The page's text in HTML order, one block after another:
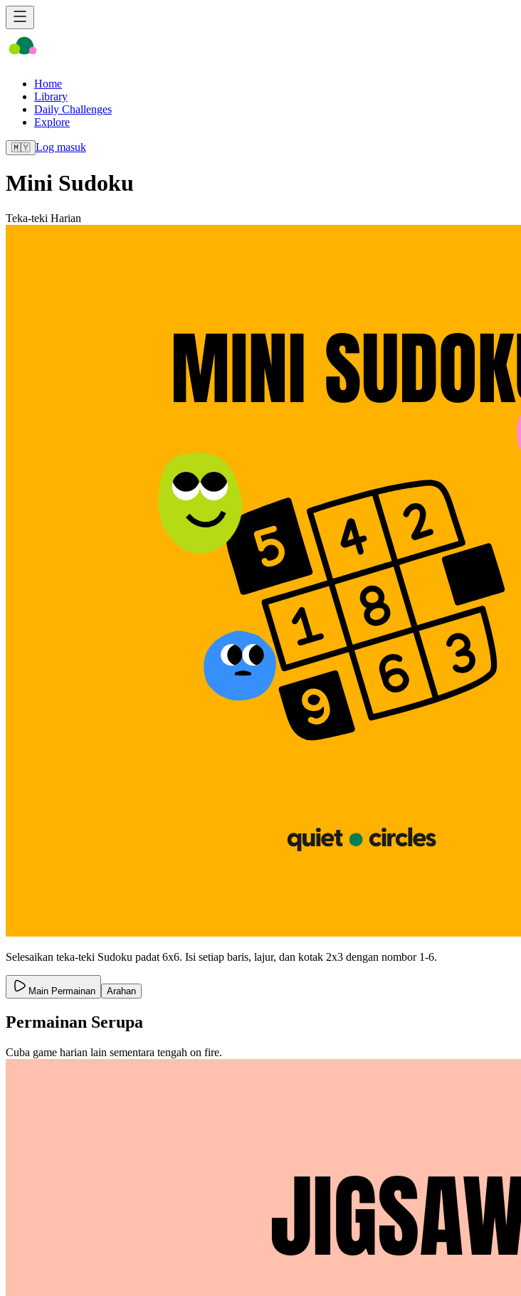
Home
Library
Daily Challenges
Explore
🇲🇾 Log masuk
Mini Sudoku
Teka-teki Harian
Selesaikan teka-teki Sudoku padat 6x6. Isi setiap baris, lajur, dan kotak 2x3 dengan nombor 1-6.
Main Permainan Arahan
Permainan Serupa
Cuba game harian lain sementara tengah on fire.